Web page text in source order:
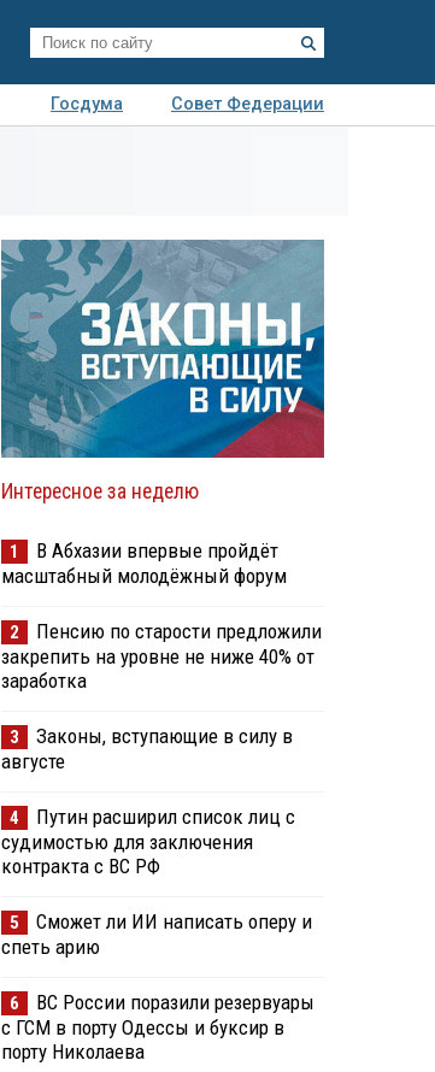
Госдума
Совет Федерации
Интересное за неделю
1
В Абхазии впервые пройдёт
масштабный молодёжный форум
2
Пенсию по старости предложили
закрепить на уровне не ниже 40% от
заработка
3
Законы, вступающие в силу в
августе
4
Путин расширил список лиц с
судимостью для заключения
контракта с ВС РФ
5
Сможет ли ИИ написать оперу и
спеть арию
6
ВС России поразили резервуары
с ГСМ в порту Одессы и буксир в
порту Николаева